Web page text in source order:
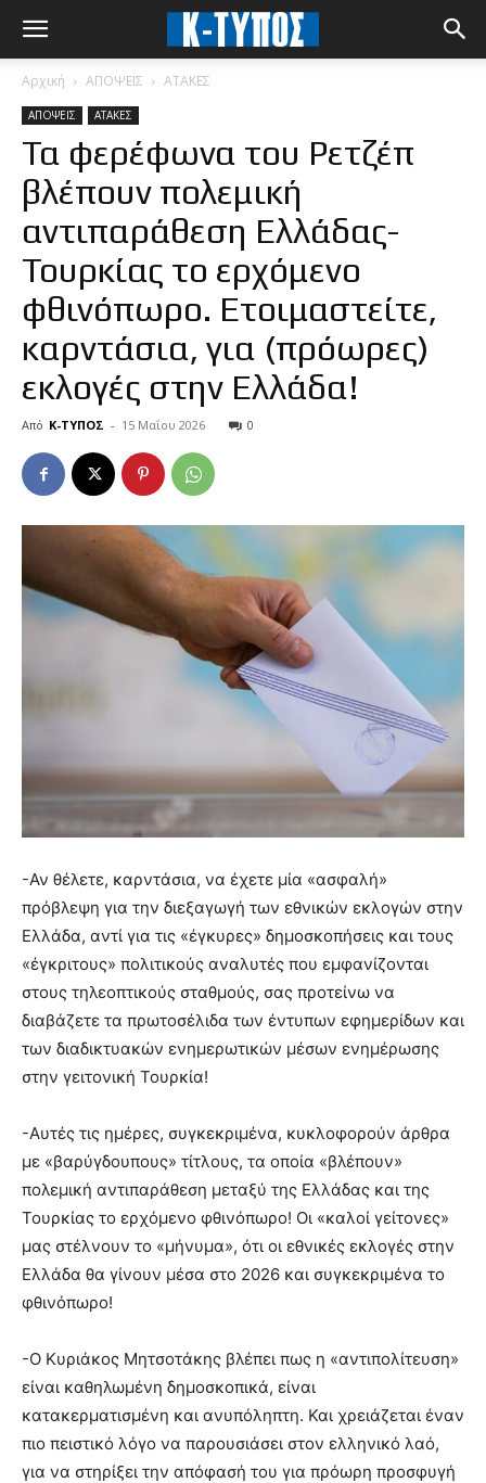
Αρχική ΑΠΟΨΕΙΣ ΑΤΑΚΕΣ
ΑΠΟΨΕΙΣ ΑΤΑΚΕΣ
Τα φερέφωνα του Ρετζέπ
βλέπουν πολεμική
αντιπαράθεση Ελλάδας-
Τουρκίας το ερχόμενο
φθινόπωρο. Ετοιμαστείτε,
καρντάσια, για (πρόωρες)
εκλογές στην Ελλάδα!
Από Κ-ΤΥΠΟΣ - 15 Μαΐου 2026 0
-Αν θέλετε, καρντάσια, να έχετε μία «ασφαλή»
πρόβλεψη για την διεξαγωγή των εθνικών εκλογών στην
Ελλάδα, αντί για τις «έγκυρες» δημοσκοπήσεις και τους
«έγκριτους» πολιτικούς αναλυτές που εμφανίζονται
στους τηλεοπτικούς σταθμούς, σας προτείνω να
διαβάζετε τα πρωτοσέλιδα των έντυπων εφημερίδων και
των διαδικτυακών ενημερωτικών μέσων ενημέρωσης
στην γειτονική Τουρκία!
-Αυτές τις ημέρες, συγκεκριμένα, κυκλοφορούν άρθρα
με «βαρύγδουπους» τίτλους, τα οποία «βλέπουν»
πολεμική αντιπαράθεση μεταξύ της Ελλάδας και της
Τουρκίας το ερχόμενο φθινόπωρο! Οι «καλοί γείτονες»
μας στέλνουν το «μήνυμα», ότι οι εθνικές εκλογές στην
Ελλάδα θα γίνουν μέσα στο 2026 και συγκεκριμένα το
φθινόπωρο!
-Ο Κυριάκος Μητσοτάκης βλέπει πως η «αντιπολίτευση»
είναι καθηλωμένη δημοσκοπικά, είναι
κατακερματισμένη και ανυπόληπτη. Και χρειάζεται έναν
πιο πειστικό λόγο να παρουσιάσει στον ελληνικό λαό,
για να στηρίξει την απόφασή του για πρόωρη προσφυγή